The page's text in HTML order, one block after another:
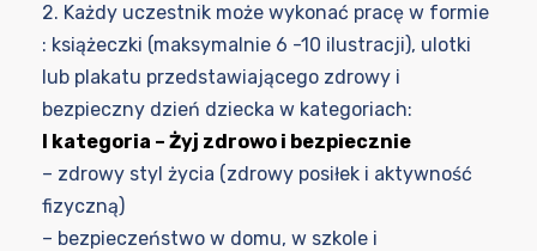
2. Każdy uczestnik może wykonać pracę w formie
: książeczki (maksymalnie 6 -10 ilustracji), ulotki
lub plakatu przedstawiającego zdrowy i
bezpieczny dzień dziecka w kategoriach:
I kategoria – Żyj zdrowo i bezpiecznie
– zdrowy styl życia (zdrowy posiłek i aktywność
fizyczną)
– bezpieczeństwo w domu, w szkole i